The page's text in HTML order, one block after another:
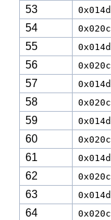
53 0x014d
54 0x020c
55 0x014d
56 0x020c
57 0x014d
58 0x020c
59 0x014d
60 0x020c
61 0x014d
62 0x020c
63 0x014d
64 0x020c